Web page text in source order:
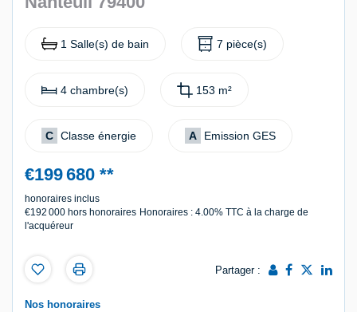
1 Salle(s) de bain 7 pièce(s)
4 chambre(s) 153 m²
C Classe énergie A Emission GES
€199 680 **
honoraires inclus
€192 000 hors honoraires Honoraires : 4.00% TTC à la charge de
l'acquéreur
Partager :
Nos honoraires